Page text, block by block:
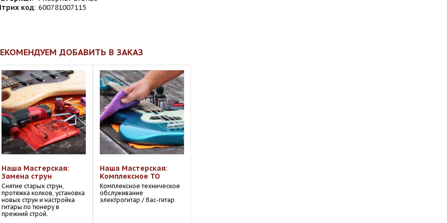
код: 600781007115
ДОБАВИТЬ В ЗАКАЗ
Наша Мастерская:
Замена струн
Снятие старых струн,
протяжка колков, установка
новых струн и настройка
гитары по тюнеру в
прежний строй.
Наша Мастерская:
Комплексное ТО
Комплексное техническое
обслуживание
электрогитар / бас-гитар